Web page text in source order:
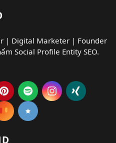
| Digital Marketer | Founder
Social Profile Entity SEO.